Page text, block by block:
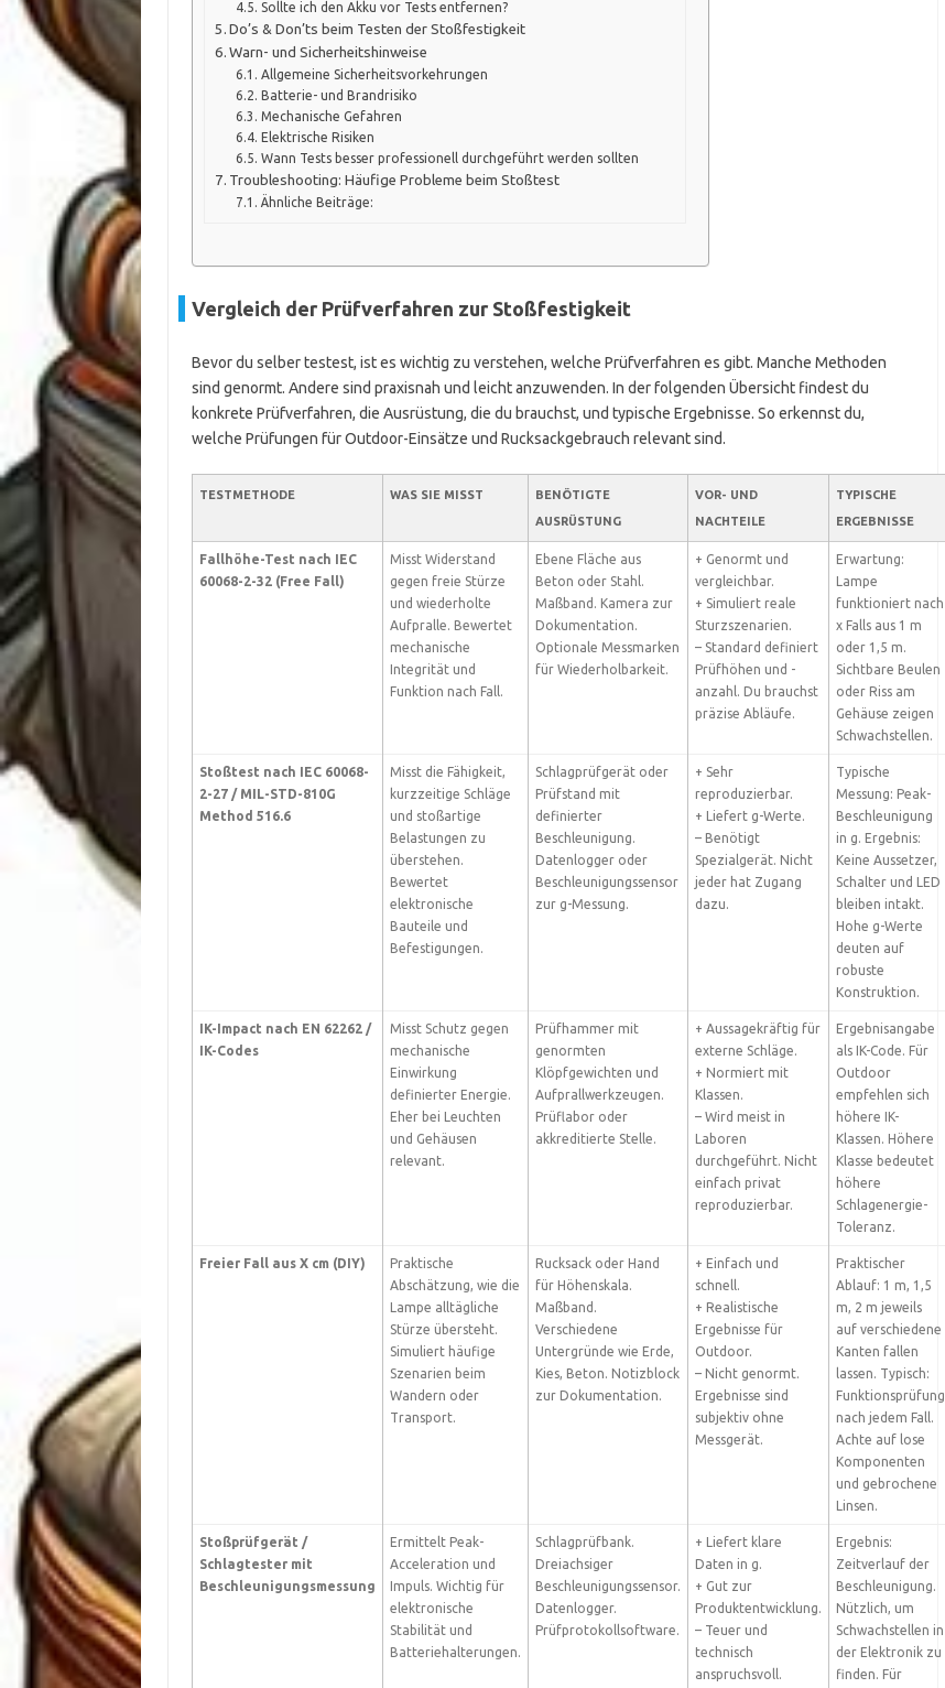
Sollte ich den Akku vor Tests entfernen?
Do’s & Don’ts beim Testen der Stoßfestigkeit
Warn- und Sicherheitshinweise
Allgemeine Sicherheitsvorkehrungen
Batterie- und Brandrisiko
Mechanische Gefahren
Elektrische Risiken
Wann Tests besser professionell durchgeführt werden sollten
Troubleshooting: Häufige Probleme beim Stoßtest
Ähnliche Beiträge:
Vergleich der Prüfverfahren zur Stoßfestigkeit
Bevor du selber testest, ist es wichtig zu verstehen, welche Prüfverfahren es gibt. Manche Methoden
sind genormt. Andere sind praxisnah und leicht anzuwenden. In der folgenden Übersicht findest du
konkrete Prüfverfahren, die Ausrüstung, die du brauchst, und typische Ergebnisse. So erkennst du,
welche Prüfungen für Outdoor-Einsätze und Rucksackgebrauch relevant sind.
TESTMETHODE WAS SIE MISST
BENÖTIGTE
AUSRÜSTUNG
VOR- UND
NACHTEILE
TYPISCHE
ERGEBNISSE
Fallhöhe-Test nach IEC
60068-2-32 (Free Fall)
Misst Widerstand
gegen freie Stürze
und wiederholte
Aufpralle. Bewertet
mechanische
Integrität und
Funktion nach Fall.
Ebene Fläche aus
Beton oder Stahl.
Maßband. Kamera zur
Dokumentation.
Optionale Messmarken
für Wiederholbarkeit.
+ Genormt und
vergleichbar.
+ Simuliert reale
Sturzszenarien.
– Standard definiert
Prüfhöhen und -
anzahl. Du brauchst
präzise Abläufe.
Erwartung:
Lampe
funktioniert nach
x Falls aus 1 m
oder 1,5 m.
Sichtbare Beulen
oder Riss am
Gehäuse zeigen
Schwachstellen.
Stoßtest nach IEC 60068-
2-27 / MIL-STD-810G
Method 516.6
Misst die Fähigkeit,
kurzzeitige Schläge
und stoßartige
Belastungen zu
überstehen.
Bewertet
elektronische
Bauteile und
Befestigungen.
Schlagprüfgerät oder
Prüfstand mit
definierter
Beschleunigung.
Datenlogger oder
Beschleunigungssensor
zur g-Messung.
+ Sehr
reproduzierbar.
+ Liefert g-Werte.
– Benötigt
Spezialgerät. Nicht
jeder hat Zugang
dazu.
Typische
Messung: Peak-
Beschleunigung
in g. Ergebnis:
Keine Aussetzer,
Schalter und LED
bleiben intakt.
Hohe g-Werte
deuten auf
robuste
Konstruktion.
IK-Impact nach EN 62262 /
IK-Codes
Misst Schutz gegen
mechanische
Einwirkung
definierter Energie.
Eher bei Leuchten
und Gehäusen
relevant.
Prüfhammer mit
genormten
Klöpfgewichten und
Aufprallwerkzeugen.
Prüflabor oder
akkreditierte Stelle.
+ Aussagekräftig für
externe Schläge.
+ Normiert mit
Klassen.
– Wird meist in
Laboren
durchgeführt. Nicht
einfach privat
reproduzierbar.
Ergebnisangabe
als IK-Code. Für
Outdoor
empfehlen sich
höhere IK-
Klassen. Höhere
Klasse bedeutet
höhere
Schlagenergie-
Toleranz.
Freier Fall aus X cm (DIY)
Praktische
Abschätzung, wie die
Lampe alltägliche
Stürze übersteht.
Simuliert häufige
Szenarien beim
Wandern oder
Transport.
Rucksack oder Hand
für Höhenskala.
Maßband.
Verschiedene
Untergründe wie Erde,
Kies, Beton. Notizblock
zur Dokumentation.
+ Einfach und
schnell.
+ Realistische
Ergebnisse für
Outdoor.
– Nicht genormt.
Ergebnisse sind
subjektiv ohne
Messgerät.
Praktischer
Ablauf: 1 m, 1,5
m, 2 m jeweils
auf verschiedene
Kanten fallen
lassen. Typisch:
Funktionsprüfung
nach jedem Fall.
Achte auf lose
Komponenten
und gebrochene
Linsen.
Stoßprüfgerät /
Schlagtester mit
Beschleunigungsmessung
Ermittelt Peak-
Acceleration und
Impuls. Wichtig für
elektronische
Stabilität und
Batteriehalterungen.
Schlagprüfbank.
Dreiachsiger
Beschleunigungssensor.
Datenlogger.
Prüfprotokollsoftware.
+ Liefert klare
Daten in g.
+ Gut zur
Produktentwicklung.
– Teuer und
technisch
anspruchsvoll.
Ergebnis:
Zeitverlauf der
Beschleunigung.
Nützlich, um
Schwachstellen in
der Elektronik zu
finden. Für